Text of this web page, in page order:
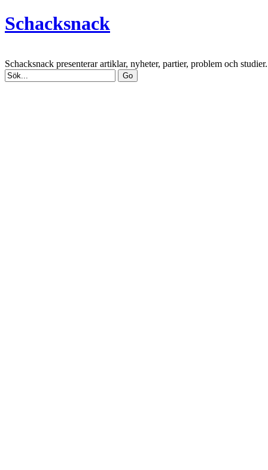
Schacksnack
Schacksnack presenterar artiklar, nyheter, partier, problem och